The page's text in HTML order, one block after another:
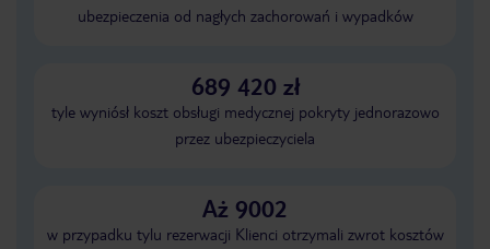
ubezpieczenia od nagłych zachorowań i wypadków
689 420 zł
tyle wyniósł koszt obsługi medycznej pokryty jednorazowo
przez ubezpieczyciela
Aż 9002
w przypadku tylu rezerwacji Klienci otrzymali zwrot kosztów